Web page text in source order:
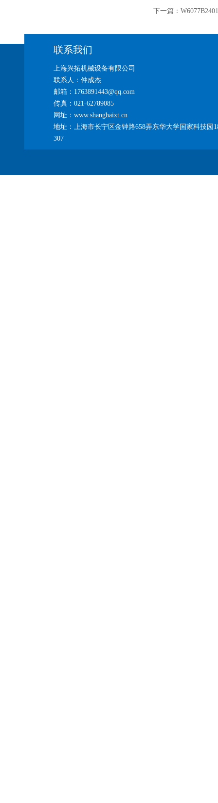
下一篇：
联系我们
上海兴拓机械设备有限公司
联系人：仲成杰
邮箱：1763891443@qq.com
传真：021-62789085
网址：www.shanghaixt.cn
地址：上海市长宁区金钟路658弄东华大学国家科技园
307